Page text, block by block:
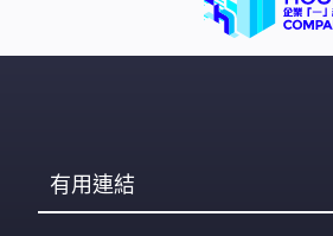
有用連結